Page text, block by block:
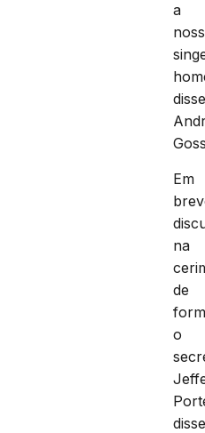
a
Em
na
de
o